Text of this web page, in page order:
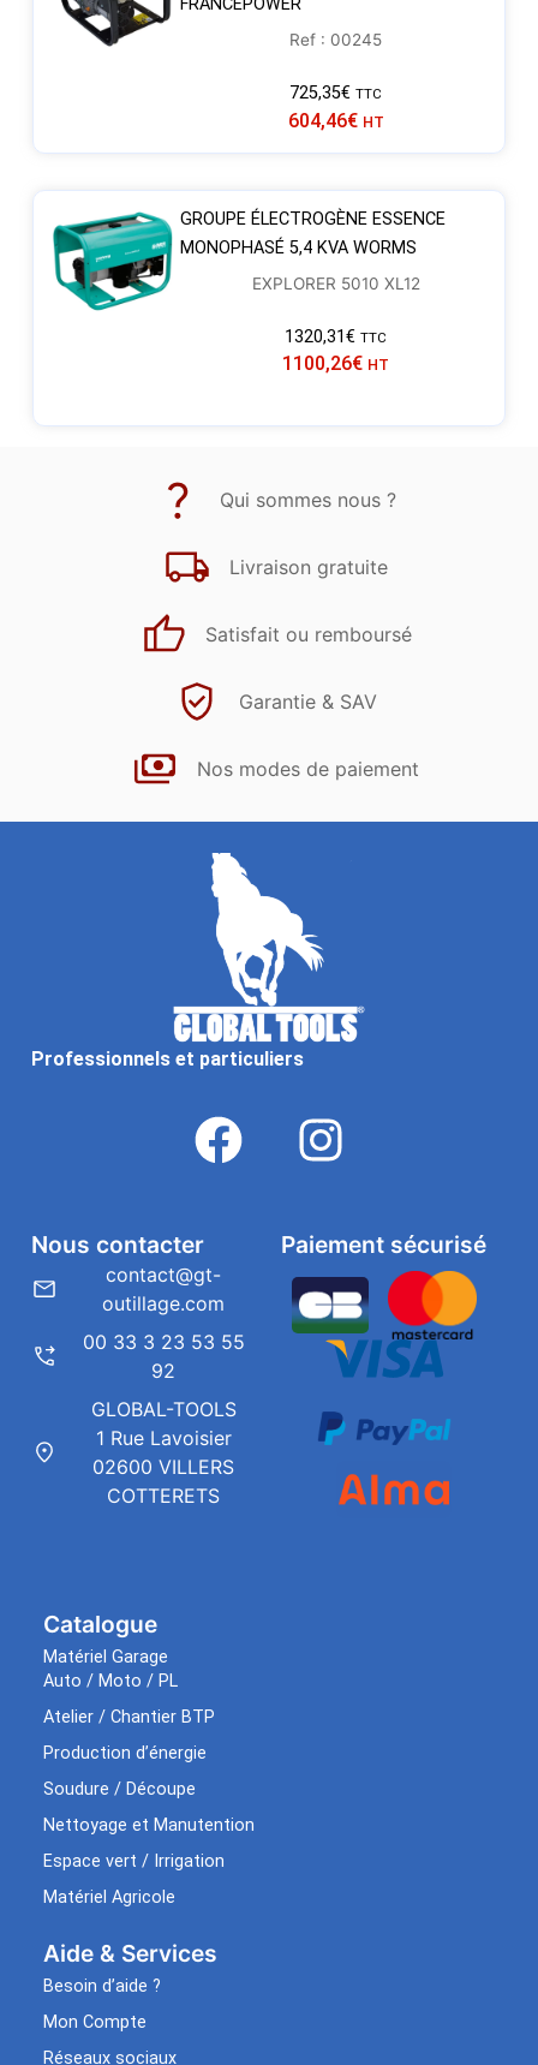
FRANCEPOWER
Ref : 00245
725,35€ TTC
604,46€ HT
GROUPE ÉLECTROGÈNE ESSENCE
MONOPHASÉ 5,4 KVA WORMS
EXPLORER 5010 XL12
1320,31€ TTC
1100,26€ HT
Qui sommes nous ?
Livraison gratuite
Satisfait ou remboursé
Garantie & SAV
Nos modes de paiement
Professionnels et particuliers
Catalogue
Matériel Garage
Auto / Moto / PL
Atelier / Chantier BTP
Production d’énergie
Soudure / Découpe
Nettoyage et Manutention
Espace vert / Irrigation
Matériel Agricole
Aide & Services​
Besoin d’aide ?
Mon Compte
Réseaux sociaux
Paiement sécurisé
Nous contacter
contact@gt-
outillage.com
00 33 3 23 53 55
92
GLOBAL-TOOLS
1 Rue Lavoisier
02600 VILLERS
COTTERETS